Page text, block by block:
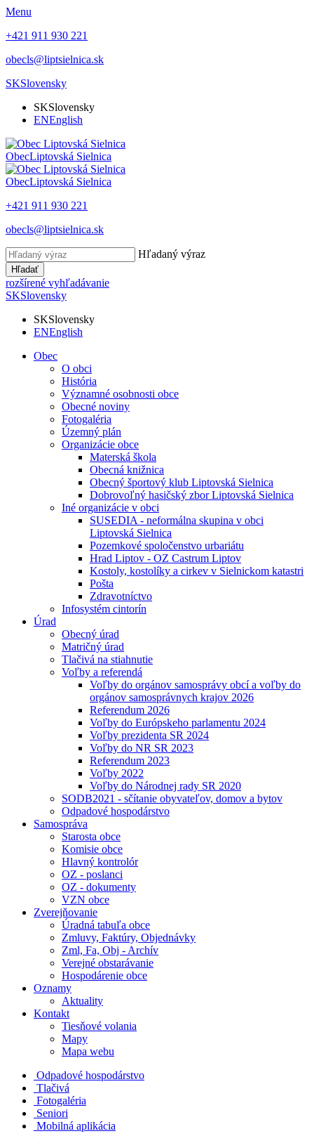
Menu
+421 911 930 221
obecls@liptsielnica.sk
SKSlovensky
SKSlovensky
ENEnglish
ObecLiptovská Sielnica
ObecLiptovská Sielnica
+421 911 930 221
obecls@liptsielnica.sk
Hľadaný výraz
Hľadať
rozšírené vyhľadávanie
SKSlovensky
SKSlovensky
ENEnglish
Obec
O obci
História
Významné osobnosti obce
Obecné noviny
Fotogaléria
Územný plán
Organizácie obce
Materská škola
Obecná knižnica
Obecný športový klub Liptovská Sielnica
Dobrovoľný hasičský zbor Liptovská Sielnica
Iné organizácie v obci
SUSEDIA - neformálna skupina v obci
Liptovská Sielnica
Pozemkové spoločenstvo urbariátu
Hrad Liptov - OZ Castrum Liptov
Kostoly, kostolíky a cirkev v Sielnickom katastri
Pošta
Zdravotníctvo
Infosystém cintorín
Úrad
Obecný úrad
Matričný úrad
Tlačivá na stiahnutie
Voľby a referendá
Voľby do orgánov samosprávy obcí a voľby do
orgánov samosprávnych krajov 2026
Referendum 2026
Voľby do Európskeho parlamentu 2024
Voľby prezidenta SR 2024
Voľby do NR SR 2023
Referendum 2023
Voľby 2022
Voľby do Národnej rady SR 2020
SODB2021 - sčítanie obyvateľov, domov a bytov
Odpadové hospodárstvo
Samospráva
Starosta obce
Komisie obce
Hlavný kontrolór
OZ - poslanci
OZ - dokumenty
VZN obce
Zverejňovanie
Úradná tabuľa obce
Zmluvy, Faktúry, Objednávky
Zml, Fa, Obj - Archív
Verejné obstarávanie
Hospodárenie obce
Oznamy
Aktuality
Kontakt
Tiesňové volania
Mapy
Mapa webu
Odpadové hospodárstvo
Tlačivá
Fotogaléria
Seniori
Mobilná aplikácia